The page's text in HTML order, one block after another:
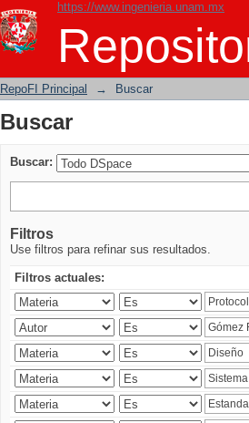
https://www.ingenieria.unam.mx
Buscar
RepoFI Principal → Buscar
Buscar
Buscar:
Filtros
Use filtros para refinar sus resultados.
Filtros actuales: